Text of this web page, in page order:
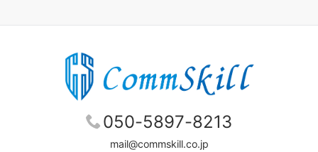
050-5897-8213
mail@commskill.co.jp